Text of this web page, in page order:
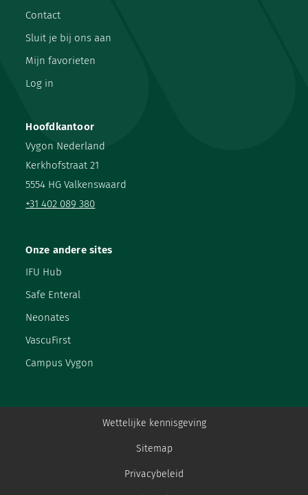
Hoofdkantoor
Vygon Nederland
Kerkhofstraat 21
5554 HG Valkenswaard
+31 402 089 380
Contact
Sluit je bij ons aan
Mijn favorieten
Log in
Onze andere sites
IFU Hub
Safe Enteral
Neonates
VascuFirst
Campus Vygon
Wettelijke kennisgeving
Sitemap
Privacybeleid